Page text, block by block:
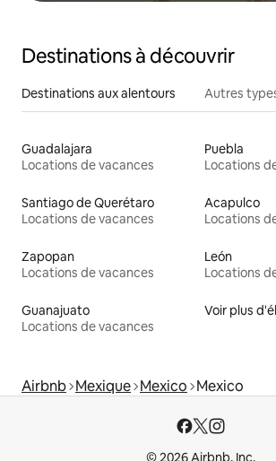
Destinations à découvrir
Destinations aux alentours Autres
Guadalajara
Locations de vacances
Puebla
Locations
Santiago de Querétaro
Locations de vacances
Acapulco
Locations
Zapopan
Locations de vacances
León
Locations
Guanajuato
Locations de vacances
Voir plus
Airbnb Mexique Mexico Mexico
© 2026 Airbnb, Inc.